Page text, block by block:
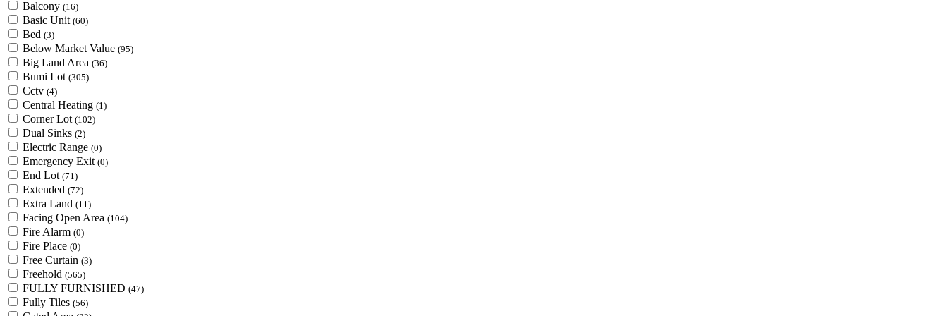
Balcony (16)
Basic Unit (60)
Bed (3)
Below Market Value (95)
Big Land Area (36)
Bumi Lot (305)
Cctv (4)
Central Heating (1)
Corner Lot (102)
Dual Sinks (2)
Electric Range (0)
Emergency Exit (0)
End Lot (71)
Extended (72)
Extra Land (11)
Facing Open Area (104)
Fire Alarm (0)
Fire Place (0)
Free Curtain (3)
Freehold (565)
FULLY FURNISHED (47)
Fully Tiles (56)